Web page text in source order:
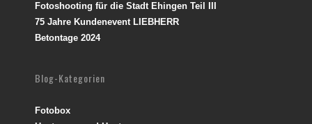
Fotoshooting für die Stadt Ehingen Teil III
75 Jahre Kundenevent LIEBHERR
Betontage 2024
Blog-Kategorien
Fotobox